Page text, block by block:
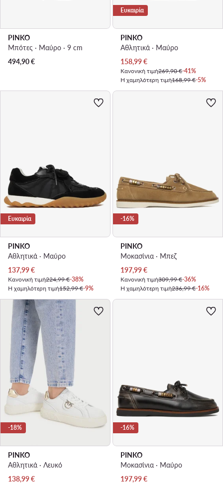
PINKO
Μπότες · Μαύρο · 9 cm
494,90€
Ευκαιρία
PINKO
Αθλητικά · Μαύρο
Τρέχουσα τιμή
158,99€
Κανονική τιμή269,90 €-41%
Η χαμηλότερη τιμή168,99 €-5%
Ευκαιρία
PINKO
Αθλητικά · Μαύρο
Τρέχουσα τιμή
137,99€
Κανονική τιμή224,99 €-38%
Η χαμηλότερη τιμή152,99 €-9%
-16%
PINKO
Μοκασίνια · Μπεζ
Τρέχουσα τιμή
197,99€
Κανονική τιμή309,99 €-36%
Η χαμηλότερη τιμή236,99 €-16%
-18%
PINKO
Αθλητικά · Λευκό
Τρέχουσα τιμή
138,99€
-16%
PINKO
Μοκασίνια · Μαύρο
Τρέχουσα τιμή
197,99€